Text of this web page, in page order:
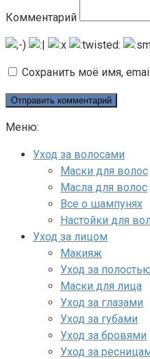
Комментарий
Сохранить моё имя,
Меню:
Уход за волосами
Маски для волос
Масла для волос
Все о шампунях
Настойки для
Уход за лицом
Макияж
Уход за
Маски для лица
Уход за глазами
Уход за губами
Уход за бровями
Уход за